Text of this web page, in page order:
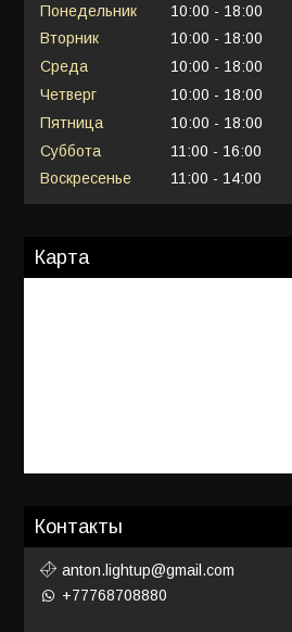
Понедельник 10:00
18:00
Вторник
10:00
18:00
Среда
10:00
18:00
Четверг
10:00
18:00
Пятница
10:00
18:00
Суббота
11:00
16:00
Воскресенье
11:00 14:00
Карта
Контакты
anton.lightup@gmail.com
+77768708880